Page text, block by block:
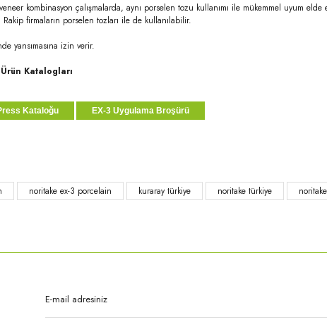
kombinasyon çalışmalarda, aynı porselen tozu kullanımı ile mükemmel uyum elde
firmaların porselen tozları ile de kullanılabilir.
yansımasına izin verir.
Ürün Katalogları
Kataloğu EX-3 Uygulama Broşürü
ilk yorumu siz yapın!
öneri formunu kullanarak tarafımıza iletebilirsiniz.
noritake ex-3 porcelain kuraray türkiye noritake türkiye